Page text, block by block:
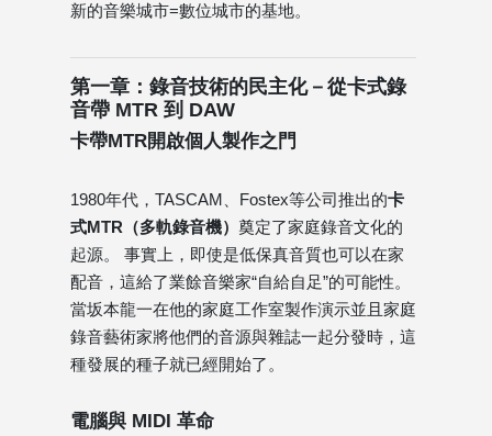
新的音樂城市=數位城市的基地。
第一章：錄音技術的民主化－從卡式錄
音帶 MTR 到 DAW
卡帶MTR開啟個人製作之門
1980年代，TASCAM、Fostex等公司推出的卡
式MTR（多軌錄音機） 奠定了家庭錄音文化的
起源。 事實上，即使是低保真音質也可以在家
配音，這給了業餘音樂家“自給自足”的可能性。
當坂本龍一在他的家庭工作室製作演示並且家庭
錄音藝術家將他們的音源與雜誌一起分發時，這
種發展的種子就已經開始了。
電腦與 MIDI 革命